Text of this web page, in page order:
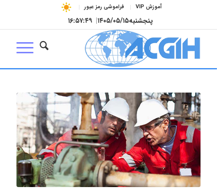
آموزش VIP فراموشی رمز عبور
پنجشنبه۱۴۰۵/۰۵/۱۵| ۱۶:۵۷:۵۰